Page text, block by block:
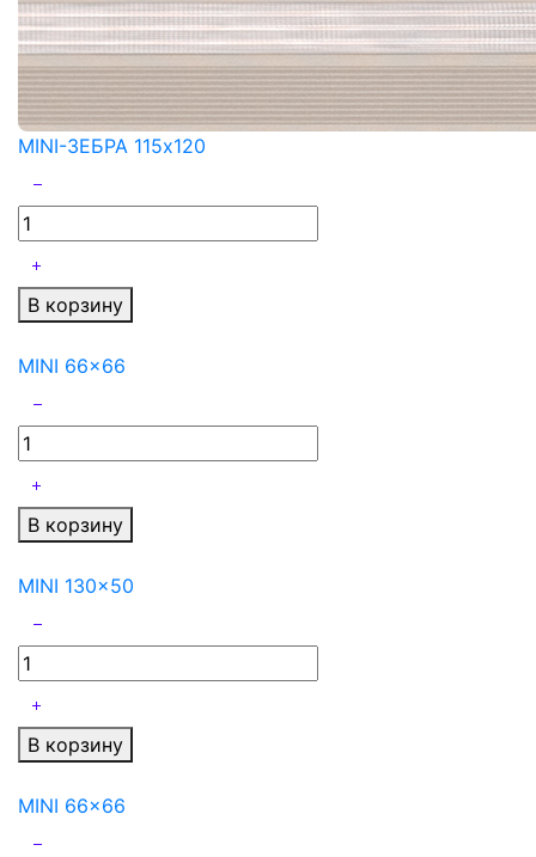
MINI-ЗЕБРА 115x120
В корзину
MINI 66x66
В корзину
MINI 130x50
В корзину
MINI 66x66